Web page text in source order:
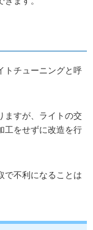
トチューニングと呼
ますが、ライトの交
工をせずに改造を行
で不利になることは